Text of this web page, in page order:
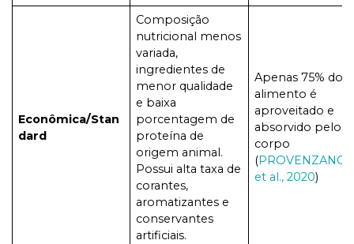
Econômica/Stan
dard
Composição
nutricional menos
variada,
ingredientes de
menor qualidade
e baixa
porcentagem de
proteína de
origem animal.
Possui alta taxa de
corantes,
aromatizantes e
conservantes
artificiais.
Apenas 75% do
alimento é
aproveitado e
absorvido pelo
corpo
(PROVENZANO
et al., 2020)